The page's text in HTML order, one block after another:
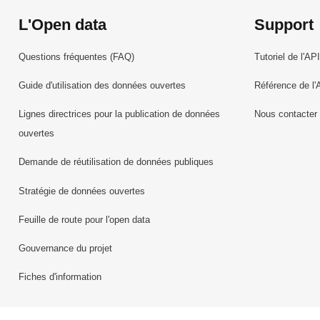
L'Open data
Questions fréquentes (FAQ)
Guide d'utilisation des données ouvertes
Lignes directrices pour la publication de données
ouvertes
Demande de réutilisation de données publiques
Stratégie de données ouvertes
Feuille de route pour l'open data
Gouvernance du projet
Fiches d'information
Support
Tutoriel de l'API
Référence de
Nous contacter